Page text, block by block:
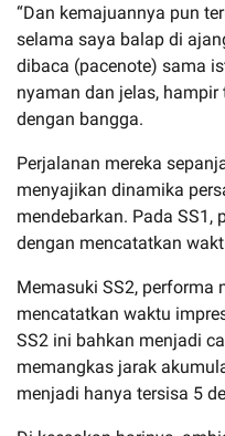
“Dan kemajuannya pun
selama saya balap di
dibaca (pacenote) sama
nyaman dan jelas, hampir
dengan bangga.
Perjalanan mereka
menyajikan dinamika
mendebarkan. Pada
dengan mencatatkan
Memasuki SS2, performa
mencatatkan waktu
SS2 ini bahkan menjadi
memangkas jarak
menjadi hanya tersisa 5